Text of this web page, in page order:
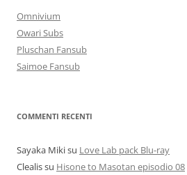
Omnivium
Owari Subs
Pluschan Fansub
Saimoe Fansub
COMMENTI RECENTI
Sayaka Mikisu Love Lab pack Blu-ray
Clealissu Hisone to Masotan episodio 08